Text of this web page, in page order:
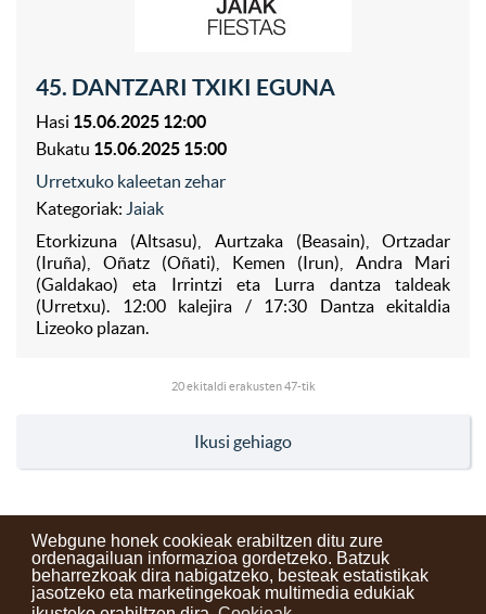
Webgune honek cookieak erabiltzen ditu zure
ordenagailuan informazioa gordetzeko. Batzuk
beharrezkoak dira nabigatzeko, besteak estatistikak
jasotzeko eta marketingekoak multimedia edukiak
45. DANTZARI TXIKI EGUNA
Hasi 15.06.2025 12:00
Bukatu 15.06.2025 15:00
Urretxuko kaleetan zehar
Kategoriak: Jaiak
Etorkizuna (Altsasu), Aurtzaka (Beasain), Ortzadar
(Iruña), Oñatz (Oñati), Kemen (Irun), Andra Mari
(Galdakao) eta Irrintzi eta Lurra dantza taldeak
(Urretxu). 12:00 kalejira / 17:30 Dantza ekitaldia
Lizeoko plazan.
20ekitaldi erakusten 47-tik
Ikusi gehiago
Kontaktuak Erabilera baldintzak Lege oharra Berriak